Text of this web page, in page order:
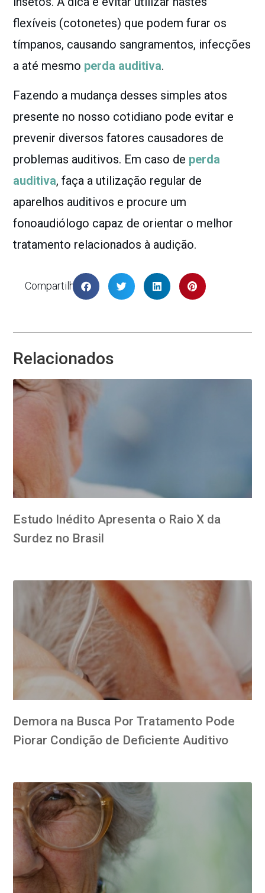
flexíveis (cotonetes) que podem furar os
tímpanos, causando sangramentos, infecções
a até mesmo perda auditiva.
Fazendo a mudança desses simples atos
presente no nosso cotidiano pode evitar e
prevenir diversos fatores causadores de
problemas auditivos. Em caso de perda
auditiva, faça a utilização regular de
aparelhos auditivos e procure um
fonoaudiólogo capaz de orientar o melhor
tratamento relacionados à audição.
Compartilhar
Relacionados
Estudo Inédito Apresenta o Raio X da
Surdez no Brasil
Demora na Busca Por Tratamento Pode
Piorar Condição de Deficiente Auditivo